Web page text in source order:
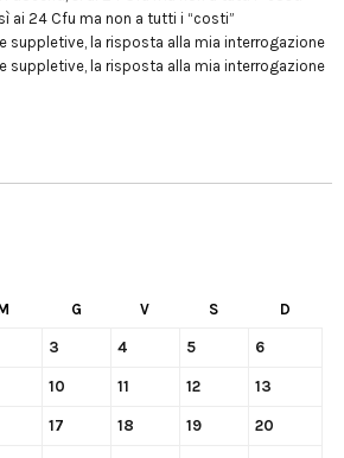
ai 24 Cfu ma non a tutti i “costi”
suppletive, la risposta alla mia interrogazione
suppletive, la risposta alla mia interrogazione
G V S D
3 4 5 6
10 11 12 13
17 18 19 20